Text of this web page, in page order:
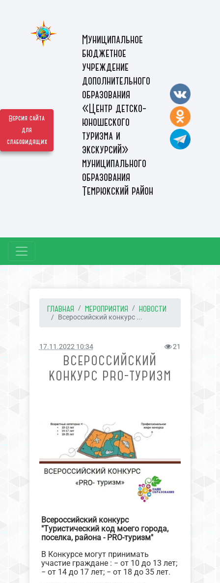
Версия сайта
для
слабовидящих
Муниципальное
бюджетное
учреждение
дополнительного
образования
«Центр детско-
юношеского
туризма и
экскурсий»
муниципального
образования
Темрюкский район
ГЛАВНАЯ МЕРОПРИЯТИЯ НОВОСТИ
Всероссийский конкурс ...
17.11.2022 10:34 21
ВСЕРОССИЙСКИЙ
КОНКУРС PRO-ТУРИЗМ
Всероссийский конкурс
"Туристический код моего города,
поселка, района - PRO-туризм"
В Конкурсе могут принимать
участие граждане : − от 10 до 13 лет;
− от 14 до 17 лет; − от 18 до 35 лет.